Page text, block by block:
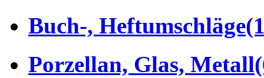
Buch-, Heftumschläge
Porzellan, Glas, Metall